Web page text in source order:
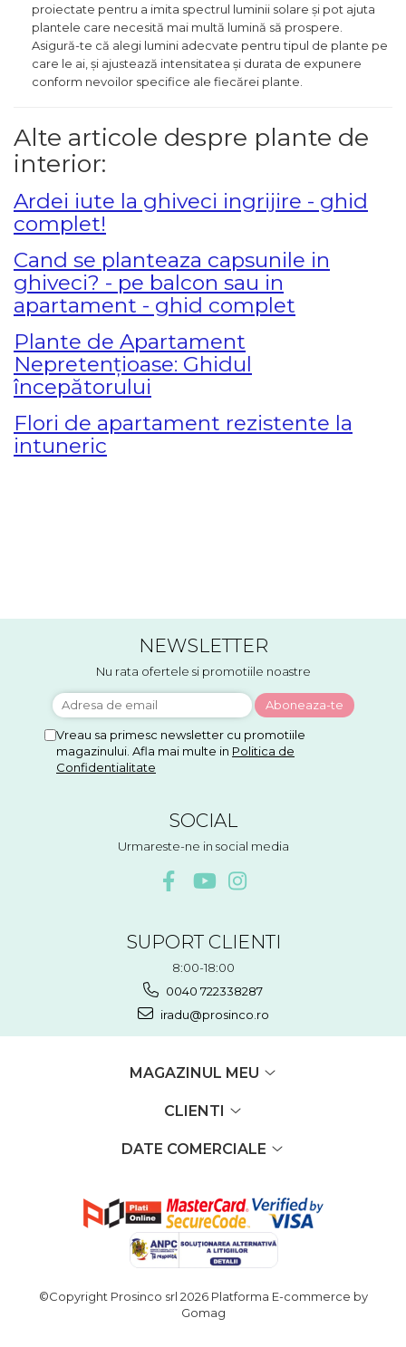
proiectate pentru a imita spectrul luminii solare și pot ajuta
plantele care necesită mai multă lumină să prospere.
Asigură-te că alegi lumini adecvate pentru tipul de plante pe
care le ai, și ajustează intensitatea și durata de expunere
conform nevoilor specifice ale fiecărei plante.
Alte articole despre plante de
interior:
Ardei iute la ghiveci ingrijire - ghid
complet!
Cand se planteaza capsunile in
ghiveci? - pe balcon sau in
apartament - ghid complet
Plante de Apartament
Nepretențioase: Ghidul
începătorului
Flori de apartament rezistente la
intuneric
NEWSLETTER
Nu rata ofertele si promotiile noastre
Vreau sa primesc newsletter cu promotiile
magazinului. Afla mai multe in Politica de
Confidentialitate
SOCIAL
Urmareste-ne in social media
SUPORT CLIENTI
8:00-18:00
0040 722338287
iradu@prosinco.ro
MAGAZINUL MEU
CLIENTI
DATE COMERCIALE
©Copyright Prosinco srl 2026 Platforma E-commerce by
Gomag